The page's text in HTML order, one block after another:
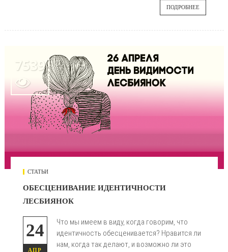
ПОДРОБНЕЕ
7539

СТАТЬИ
ОБЕСЦЕНИВАНИЕ ИДЕНТИЧНОСТИ
ЛЕСБИЯНОК
24
АПР
Что мы имеем в виду, когда говорим, что
идентичность обесценивается? Нравится ли
нам, когда так делают, и возможно ли это